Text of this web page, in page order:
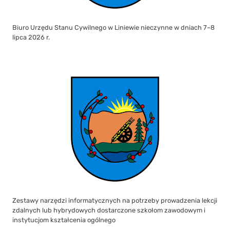
Biuro Urzędu Stanu Cywilnego w Liniewie nieczynne w dniach 7–8
lipca 2026 r.
Zestawy narzędzi informatycznych na potrzeby prowadzenia lekcji
zdalnych lub hybrydowych dostarczone szkołom zawodowym i
instytucjom kształcenia ogólnego